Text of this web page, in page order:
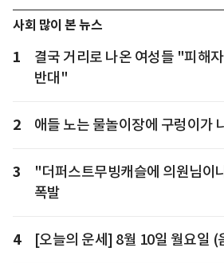
사회 많이 본 뉴스
1
결국 거리로 나온 여성들 "피해
반대"
2 애들 노는 물놀이장에 구렁이가
3
"더퍼스트무빙캐슬에 의원님이
폭발
4 [오늘의 운세] 8월 10일 월요일 (